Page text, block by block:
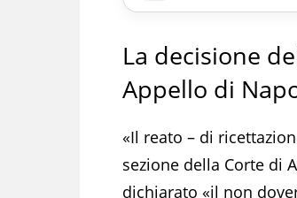
La decisione
Appello di
«Il reato – di
sezione della Corte di
dichiarato «il non